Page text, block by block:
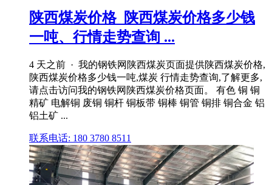
陕西煤炭价格_陕西煤炭价格多少钱
一吨、行情走势查询 ...
4 天之前 · 我的钢铁网陕西煤炭页面提供陕西煤炭价格,
陕西煤炭价格多少钱一吨,煤炭 行情走势查询,了解更多,
请点击访问我的钢铁网陕西煤炭价格页面。 有色 铜 铜
精矿 电解铜 废铜 铜杆 铜板带 铜棒 铜管 铜排 铜合金 铝
铝土矿 ...
联系电话: 180 3780 8511